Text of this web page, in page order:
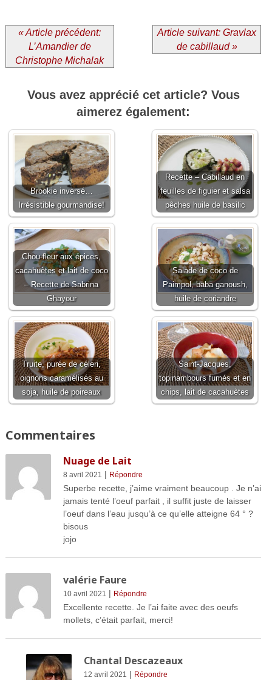
« Article précédent:
L’Amandier de
Christophe Michalak
Article suivant: Gravlax
de cabillaud »
Vous avez apprécié cet article? Vous
aimerez également:
Brookie inversé…
Irrésistible gourmandise!
Recette – Cabillaud en
feuilles de figuier et salsa
pêches huile de basilic
Chou-fleur aux épices,
cacahuètes et lait de coco
– Recette de Sabrina
Ghayour
Salade de coco de
Paimpol, baba ganoush,
huile de coriandre
Truite, purée de céleri,
oignons caramélisés au
soja, huile de poireaux
Saint-Jacques,
topinambours fumés et en
chips, lait de cacahuètes
Commentaires
Nuage de Lait
8 avril 2021 | Répondre
Superbe recette, j’aime vraiment beaucoup . Je n’ai
jamais tenté l’oeuf parfait , il suffit juste de laisser
l’oeuf dans l’eau jusqu’à ce qu’elle atteigne 64 ° ?
bisous
jojo
valérie Faure
10 avril 2021 | Répondre
Excellente recette. Je l’ai faite avec des oeufs
mollets, c’était parfait, merci!
Chantal Descazeaux
12 avril 2021 | Répondre